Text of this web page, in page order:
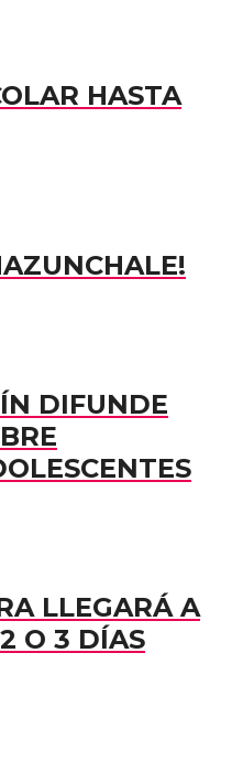
HASTA
DIFUNDE
LLEGARÁ A
O 3 DÍAS